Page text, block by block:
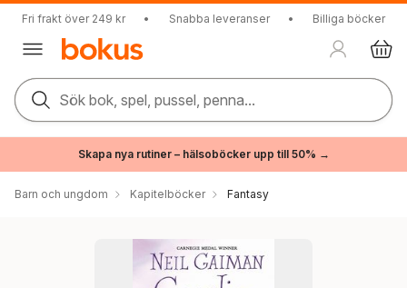
Fri frakt över 249 kr • Snabba leveranser • Billiga böcker
Sök bok, spel, pussel, penna...
Skapa nya rutiner – hälsoböcker upp till 50% →
Barn och ungdom Kapitelböcker Fantasy